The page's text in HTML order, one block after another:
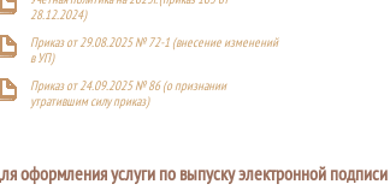
28.12.2024)
Приказ от 29.08.2025 № 72-1 (внесение изменений
в УП)
Приказ от 24.09.2025 № 86 (о признании
утратившим силу приказ)
оформления услуги по выпуску электронной подписи